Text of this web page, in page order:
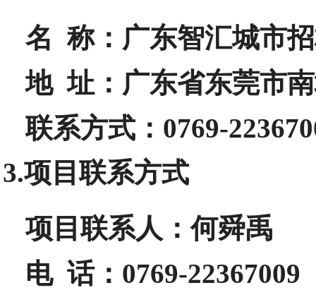
名 称： 广东智汇城市
地 址： 广东省东莞市
联系方式： 0769-
3.项目联系方式
项目联系人：何舜禹
电 话： 0769-22367009